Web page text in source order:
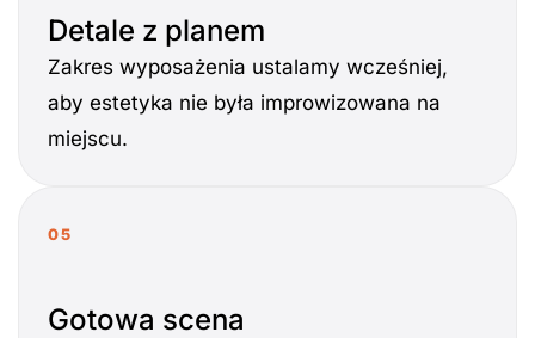
Detale z planem
Zakres wyposażenia ustalamy wcześniej,
aby estetyka nie była improwizowana na
miejscu.
05
Gotowa scena